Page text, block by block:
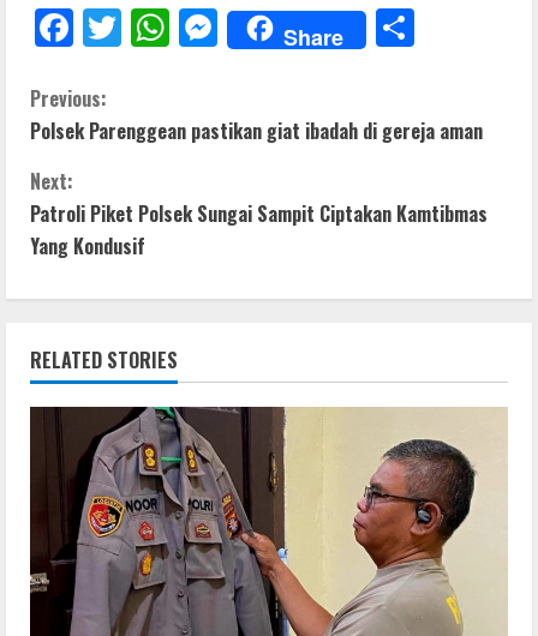
F
e
b
o
k
T
er
W
s
p
M
e
e
g
Share
e
C
o
n
t
i
n
u
e
a
Previous:
Polsek Parenggean pastikan giat ibadah di gereja aman
Next:
Patroli Piket Polsek Sungai Sampit Ciptakan Kamtibmas
Yang Kondusif
RELATED STORIES